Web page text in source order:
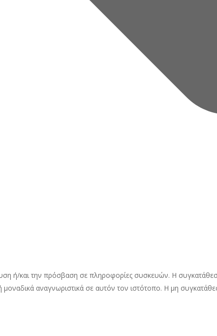
ή/και την πρόσβαση σε πληροφορίες συσκευών. Η
αναγνωριστικά σε αυτόν τον ιστότοπο. Η μη